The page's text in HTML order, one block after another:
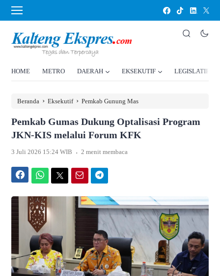
HOME METRO DAERAH EKSEKUTIF LEGISLATIF
Beranda › Eksekutif › Pemkab Gunung Mas
Pemkab Gumas Dukung Optalisasi Program
JKN-KIS melalui Forum KFK
3 Juli 2026 15:24 WIB . 2 menit membaca